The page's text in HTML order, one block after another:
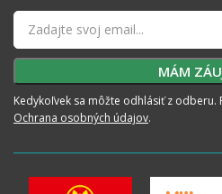
Kedykoľvek sa môžte odhlásiť z
Ochrana osobných údajov.